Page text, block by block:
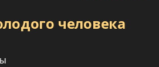
человека